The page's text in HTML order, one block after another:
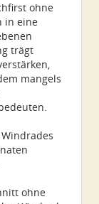
ohne
in eine
trägt
mangels
ohne